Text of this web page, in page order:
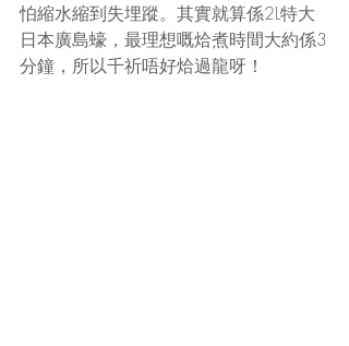
怕縮水縮到失埋蹤。其實就算係2L特大
日本廣島蠔，最理想嘅烚煮時間大約係3
分鐘，所以千祈唔好烚過龍呀！